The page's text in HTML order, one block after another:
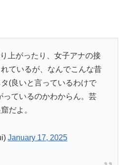
上がったり、女子アナの接
ているが、なんでこんな昔
(良いと言っているわけで
っているのかわからん。芸
だよ。
January 17, 2025